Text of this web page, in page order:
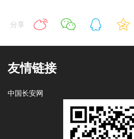
分享
友情链接
中国长安网